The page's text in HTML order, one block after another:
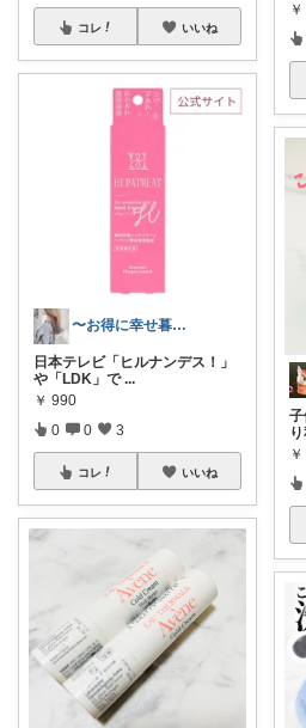
コレ いいね
〜お得に幸せ暮らし〜
日本テレビ「ヒルナンデス！」
や「LDK」で ...
￥ 990
0 0 3
コレ いいね
￥
￥